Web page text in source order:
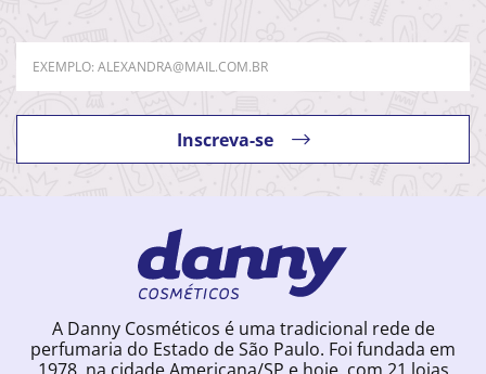
Inscreva-se
A Danny Cosméticos é uma tradicional rede de
perfumaria do Estado de São Paulo. Foi fundada em